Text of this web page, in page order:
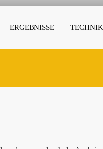
ERGEBNISSE TECHNIK